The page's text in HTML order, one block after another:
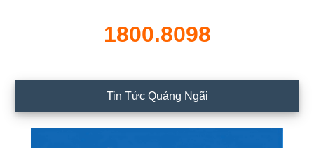
1800.8098
Tin Tức Quảng Ngãi